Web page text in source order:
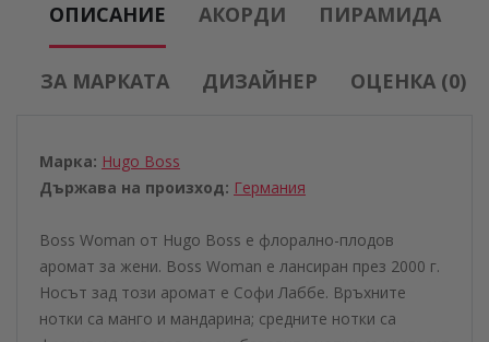
ОПИСАНИЕ АКОРДИ ПИРАМИДА
ЗА МАРКАТА ДИЗАЙНЕР ОЦЕНКА (0)
Марка: Hugo Boss
Държава на произход: Германия
Boss Woman от Hugo Boss е флорално-плодов
аромат за жени. Boss Woman е лансиран през 2000 г.
Носът зад този аромат е Софи Лаббе. Връхните
нотки са манго и мандарина; средните нотки са